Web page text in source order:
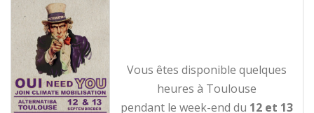
Vous êtes disponible quelques
heures à Toulouse
pendant le week-end du 12 et 13